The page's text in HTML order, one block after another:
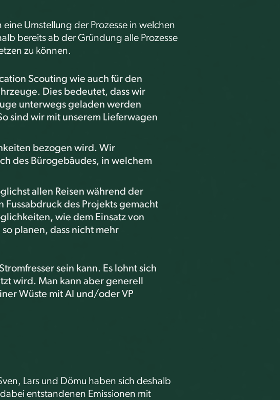
Umstellung der Prozesse in welchen
bereits ab der Gründung alle Prozesse
zu können.
Scouting wie auch für den
Dies bedeutet, dass wir
unterwegs geladen werden
sind wir mit unserem Lieferwagen
bezogen wird. Wir
des Bürogebäudes, in welchem
allen Reisen während der
Fussabdruck des Projekts gemacht
wie dem Einsatz von
planen, dass nicht mehr
sein kann. Es lohnt sich
wird. Man kann aber generell
Wüste mit AI und/oder VP
Lars und Dömu haben sich deshalb
entstandenen Emissionen mit